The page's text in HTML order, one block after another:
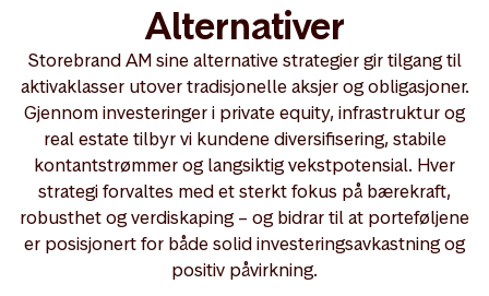
Alternativer
Storebrand AM sine alternative strategier gir tilgang til
aktivaklasser utover tradisjonelle aksjer og obligasjoner.
Gjennom investeringer i private equity, infrastruktur og
real estate tilbyr vi kundene diversifisering, stabile
kontantstrømmer og langsiktig vekstpotensial. Hver
strategi forvaltes med et sterkt fokus på bærekraft,
robusthet og verdiskaping – og bidrar til at porteføljene
er posisjonert for både solid investeringsavkastning og
positiv påvirkning.